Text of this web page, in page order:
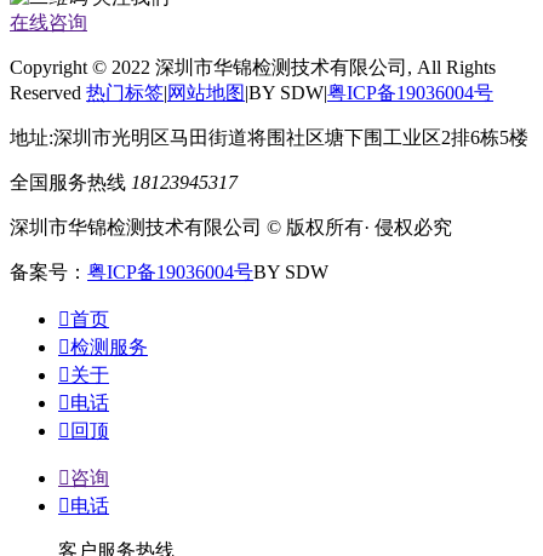
在线咨询
Copyright © 2022 深圳市华锦检测技术有限公司, All Rights
Reserved 热门标签|网站地图|BY SDW|粤ICP备19036004号
地址:深圳市光明区马田街道将围社区塘下围工业区2排6栋5楼
全国服务热线 18123945317
深圳市华锦检测技术有限公司 © 版权所有· 侵权必究
备案号： 粤ICP备19036004号BY SDW
首页
检测服务
关于
电话
 回顶
咨询
电话
客户服务热线